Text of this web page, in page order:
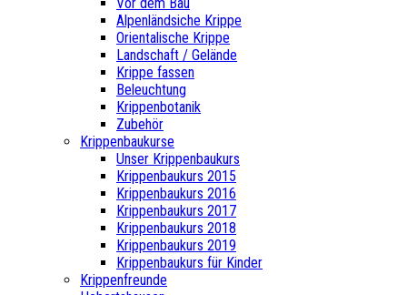
Alpenländsiche Krippe
Orientalische Krippe
Landschaft / Gelände
Krippe fassen
Beleuchtung
Krippenbotanik
Zubehör
Krippenbaukurse
Unser Krippenbaukurs
Krippenbaukurs 2015
Krippenbaukurs 2016
Krippenbaukurs 2017
Krippenbaukurs 2018
Krippenbaukurs 2019
Krippenbaukurs für Kinder
Krippenfreunde